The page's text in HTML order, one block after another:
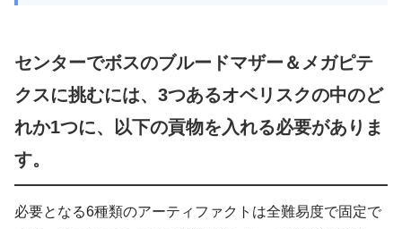
センターでボスのブルードマザー＆メガピテ
クスに挑むには、3つあるオベリスクの中のど
れか1つに、以下の貢物を入れる必要がありま
す。
必要となる6種類のアーティファクトは全難易度で固定で